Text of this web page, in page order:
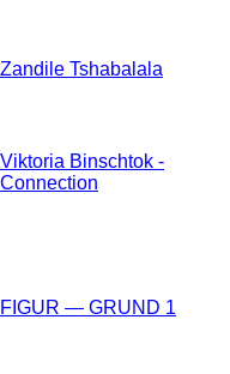
Zandile Tshabalala
Viktoria Binschtok -
Connection
FIGUR — GRUND 1